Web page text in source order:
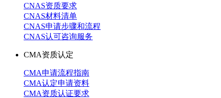
CNAS资质要求
CNAS材料清单
CNAS申请步骤和流程
CNAS认可咨询服务
CMA资质认定
CMA申请流程指南
CMA认定申请资料
CMA资质认证要求